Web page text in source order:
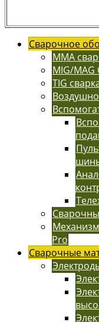
Сварочное
MMA
MIG/MAG
TIG
Pro
Сварочные